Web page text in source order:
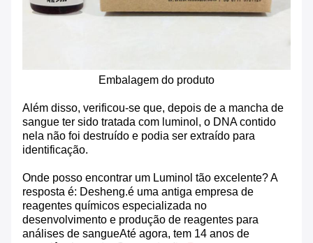
Embalagem do produto
Além disso, verificou-se que, depois de a mancha de
sangue ter sido tratada com luminol, o DNA contido
nela não foi destruído e podia ser extraído para
identificação.
Onde posso encontrar um Luminol tão excelente? A
resposta é: Desheng.é uma antiga empresa de
reagentes químicos especializada no
desenvolvimento e produção de reagentes para
análises de sangueAté agora, tem 14 anos de